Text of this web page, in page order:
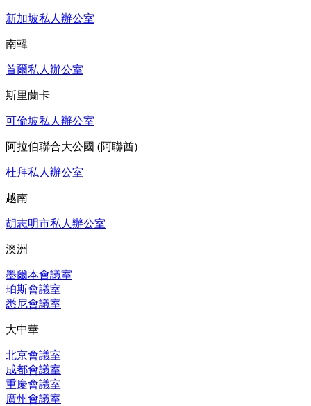
新加坡私人辦公室
南韓
首爾私人辦公室
斯里蘭卡
可倫坡私人辦公室
阿拉伯聯合大公國 (阿聯酋)
杜拜私人辦公室
越南
胡志明市私人辦公室
澳洲
墨爾本會議室
珀斯會議室
悉尼會議室
大中華
北京會議室
成都會議室
重慶會議室
廣州會議室